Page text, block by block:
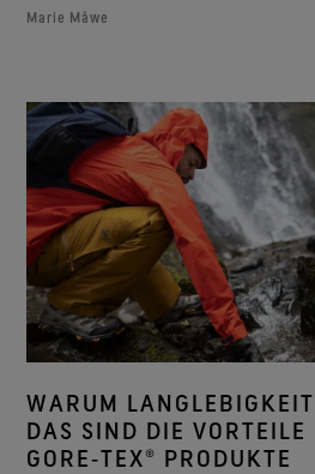
Marie Måwe
WARUM
DAS SIND DIE VORTEILE
GORE‑TEX® PRODUKTE